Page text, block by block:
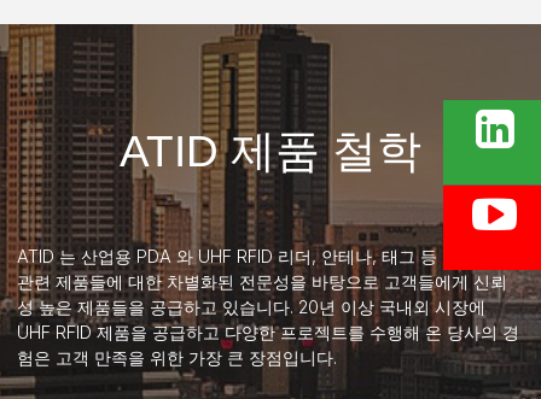
ATID 제품 철학
ATID 는 산업용 PDA 와 UHF RFID 리더, 안테나, 태그 등 UHF RFID
관련 제품들에 대한 차별화된 전문성을 바탕으로 고객들에게 신뢰
성 높은 제품들을 공급하고 있습니다. 20년 이상 국내외 시장에
UHF RFID 제품을 공급하고 다양한 프로젝트를 수행해 온 당사의 경
험은 고객 만족을 위한 가장 큰 장점입니다.